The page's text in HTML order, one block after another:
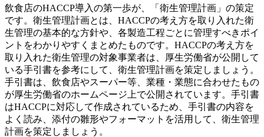
飲食店のHACCP導入の第一歩が、「衛生管理計画」の策定
です。衛生管理計画とは、HACCPの考え方を取り入れた衛
生管理の基本的な方針や、各製造工程ごとに管理すべきポイ
ントをわかりやすくまとめたものです。HACCPの考え方を
取り入れた衛生管理の対象事業者は、厚生労働省が公開して
いる手引書を参考にして、衛生管理計画を策定しましょう。
手引書は、飲食店やスーパー等、業種・業態に合わせたもの
が厚生労働省のホームページ上で公開されています。手引書
はHACCPに対応して作成されているため、手引書の内容を
よく読み、添付の雛形やフォーマットを活用して、衛生管理
計画を策定しましょう。